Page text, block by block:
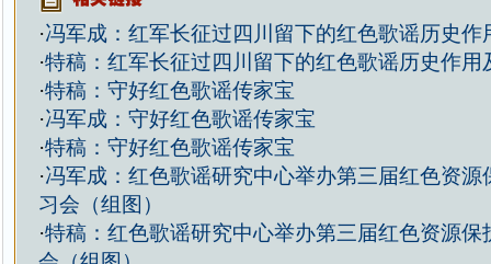
·冯军成：红军长征过四川留下的红色歌谣历史作
·特稿：红军长征过四川留下的红色歌谣历史作用
·特稿：守好红色歌谣传家宝
·冯军成：守好红色歌谣传家宝
·特稿：守好红色歌谣传家宝
·冯军成：红色歌谣研究中心举办第三届红色资源
习会（组图）
·特稿：红色歌谣研究中心举办第三届红色资源保